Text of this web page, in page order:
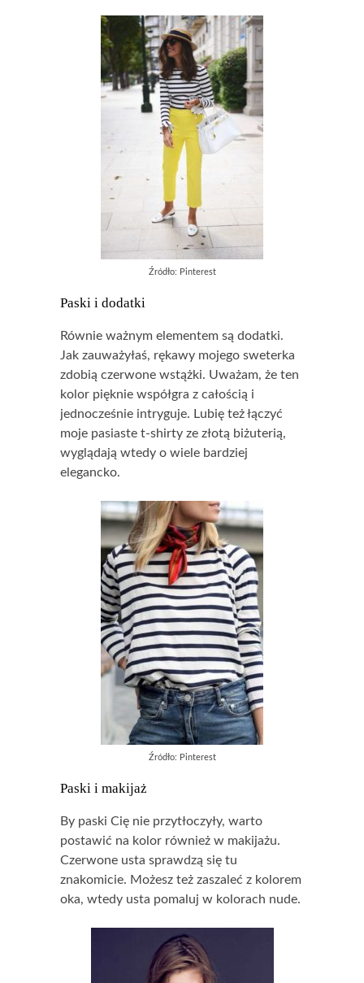
Źródło: Pinterest
Paski i dodatki
Równie ważnym elementem są dodatki.
Jak zauważyłaś, rękawy mojego sweterka
zdobią czerwone wstążki. Uważam, że ten
kolor pięknie współgra z całością i
jednocześnie intryguje. Lubię też łączyć
moje pasiaste t-shirty ze złotą biżuterią,
wyglądają wtedy o wiele bardziej
elegancko.
Źródło: Pinterest
Paski i makijaż
By paski Cię nie przytłoczyły, warto
postawić na kolor również w makijażu.
Czerwone usta sprawdzą się tu
znakomicie. Możesz też zaszaleć z kolorem
oka, wtedy usta pomaluj w kolorach nude.